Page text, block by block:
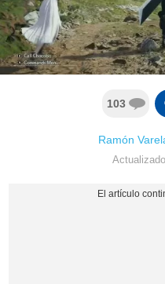
103
Ramón